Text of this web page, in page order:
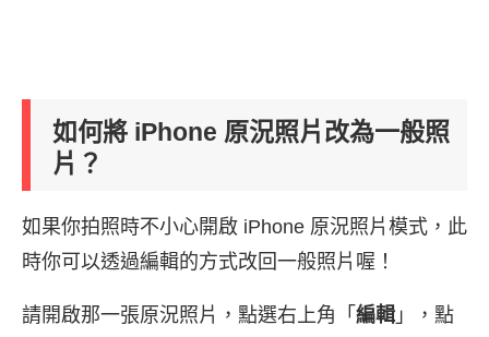
如何將 iPhone 原況照片改為一般照
片？
如果你拍照時不小心開啟 iPhone 原況照片模式，此
時你可以透過編輯的方式改回一般照片喔！
請開啟那一張原況照片，點選右上角「 編輯 」，點